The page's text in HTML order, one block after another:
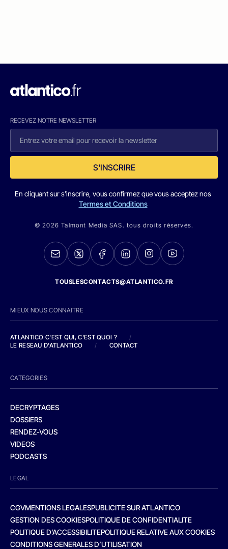
RECEVEZ NOTRE NEWSLETTER
S'INSCRIRE
En cliquant sur s'inscrire, vous confirmez que vous acceptez nos
Termes et Conditions
© 2026 Talmont Media SAS. tous droits réservés.
TOUSLESCONTACTS@ATLANTICO.FR
MIEUX NOUS CONNAITRE
ATLANTICO C'EST QUI, C'EST QUOI ?
/
LE RESEAU D'ATLANTICO
/ CONTACT
CATEGORIES
DECRYPTAGES
DOSSIERS
RENDEZ-VOUS
VIDEOS
PODCASTS
LEGAL
CGVMENTIONS LEGALESPUBLICITE SUR ATLANTICO
GESTION DES COOKIESPOLITIQUE DE CONFIDENTIALITE
POLITIQUE D’ACCESSIBILITEPOLITIQUE RELATIVE AUX COOKIES
CONDITIONS GENERALES D’UTILISATION